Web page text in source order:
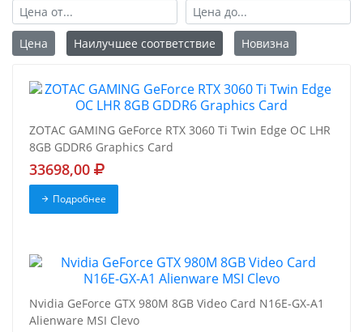
Цена Наилучшее соответствие Новизна
ZOTAC GAMING GeForce RTX 3060 Ti Twin Edge OC LHR
8GB GDDR6 Graphics Card
33698,00
Подробнее
Nvidia GeForce GTX 980M 8GB Video Card N16E-GX-A1
Alienware MSI Clevo